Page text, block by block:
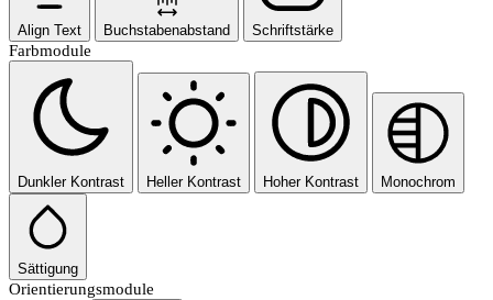
Align Text Buchstabenabstand Schriftstärke
Farbmodule
Dunkler Kontrast Heller Kontrast Hoher Kontrast Monochrom
Sättigung
Orientierungsmodule